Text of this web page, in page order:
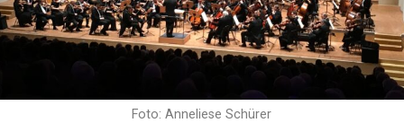
Foto: Anneliese Schürer